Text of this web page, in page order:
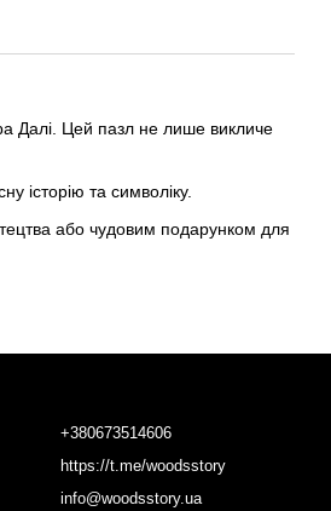
Далі. Цей пазл не лише викличе
історію та символіку.
або чудовим подарунком для
+380673514606
https://t.me/woodsstory
info@woodsstory.ua